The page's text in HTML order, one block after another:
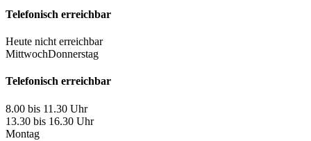
Telefonisch erreichbar
Heute nicht erreichbar
MittwochDonnerstag
Telefonisch erreichbar
8.00 bis 11.30 Uhr
13.30 bis 16.30 Uhr
Montag